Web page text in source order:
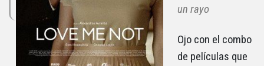
un rayo
Ojo con el combo
de películas que